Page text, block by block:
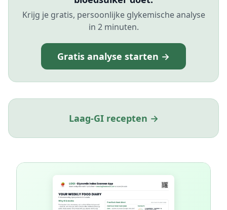
Krijg je gratis, persoonlijke glykemische analyse
in 2 minuten.
Gratis analyse starten →
Laag-GI recepten →